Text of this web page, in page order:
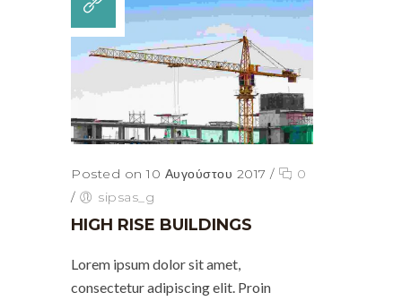
Posted on 10 Αυγούστου 2017 /
0
/
sipsas_g
HIGH RISE BUILDINGS
Lorem ipsum dolor sit amet,
consectetur adipiscing elit. Proin